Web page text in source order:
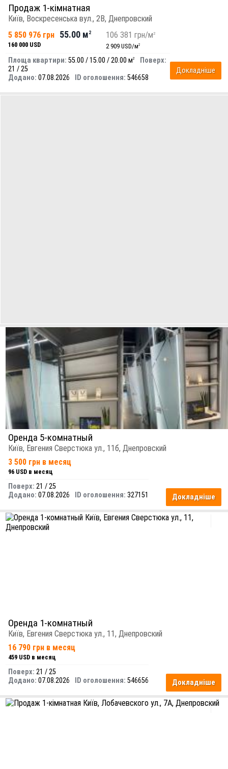
Продаж 1-кімнатная
Київ, Воскресенська вул., 2В, Днепровский
5 850 976 грн
160 000 USD
55.00 м 2 106 381 грн/м2
2 909 USD/м2
Докладніше
Площа квартири: 55.00 / 15.00 / 20.00 м2
Поверх:
21 / 25
Додано: 07.08.2026 ID оголошення: 546658
Оренда 5-комнатный
Київ, Евгения Сверстюка ул., 11б, Днепровский
3 500 грн в месяц
96 USD в месяц
Докладніше
Поверх: 21 / 25
Додано: 07.08.2026 ID оголошення: 327151
Оренда 1-комнатный
Київ, Евгения Сверстюка ул., 11, Днепровский
16 790 грн в месяц
459 USD в месяц
Докладніше
Поверх: 21 / 25
Додано: 07.08.2026 ID оголошення: 546656